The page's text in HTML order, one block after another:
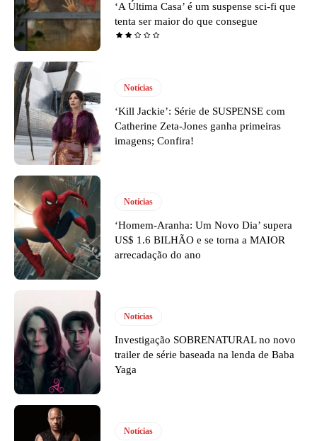
‘A Última Casa’ é um suspense sci-fi que
tenta ser maior do que consegue
Notícias
‘Kill Jackie’: Série de SUSPENSE com
Catherine Zeta-Jones ganha primeiras
imagens; Confira!
Notícias
‘Homem-Aranha: Um Novo Dia’ supera
US$ 1.6 BILHÃO e se torna a MAIOR
arrecadação do ano
Notícias
Investigação SOBRENATURAL no novo
trailer de série baseada na lenda de Baba
Yaga
Notícias